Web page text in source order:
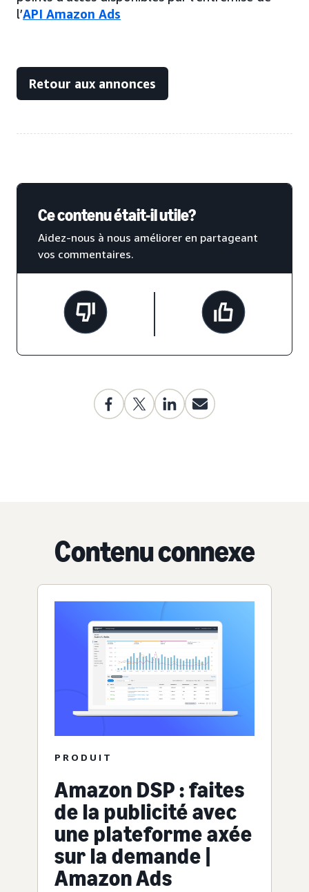
l’API Amazon Ads
Retour aux annonces
Ce contenu était-il utile?
Aidez-nous à nous améliorer en partageant
vos commentaires.
Contenu connexe
PRODUIT
Amazon DSP : faites
de la publicité avec
une plateforme axée
sur la demande |
Amazon Ads